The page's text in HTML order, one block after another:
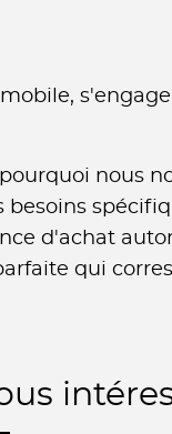
nous
d'achat
qui